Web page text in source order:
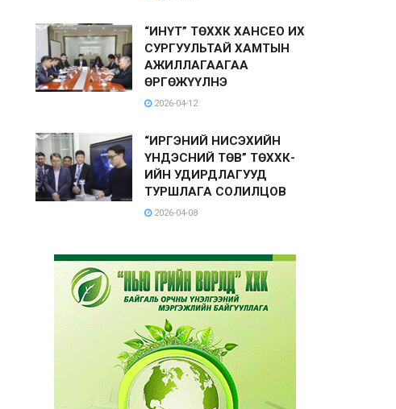
“ИНҮТ” ТӨХХК ХАНСЕО ИХ
СУРГУУЛЬТАЙ ХАМТЫН
АЖИЛЛАГААГАА
ӨРГӨЖҮҮЛНЭ
2026-04-12
“ИРГЭНИЙ НИСЭХИЙН
ҮНДЭСНИЙ ТӨВ” ТӨХХК-
ИЙН УДИРДЛАГУУД
ТУРШЛАГА СОЛИЛЦОВ
2026-04-08